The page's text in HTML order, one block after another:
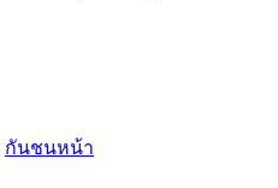
กันชนหน้า